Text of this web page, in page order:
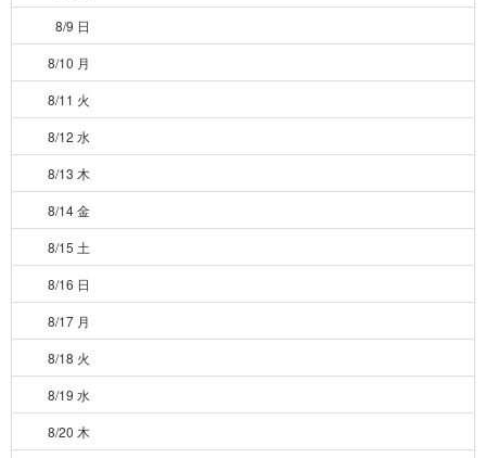
8/9 日
8/10 月
8/11 火
8/12 水
8/13 木
8/14 金
8/15 土
8/16 日
8/17 月
8/18 火
8/19 水
8/20 木